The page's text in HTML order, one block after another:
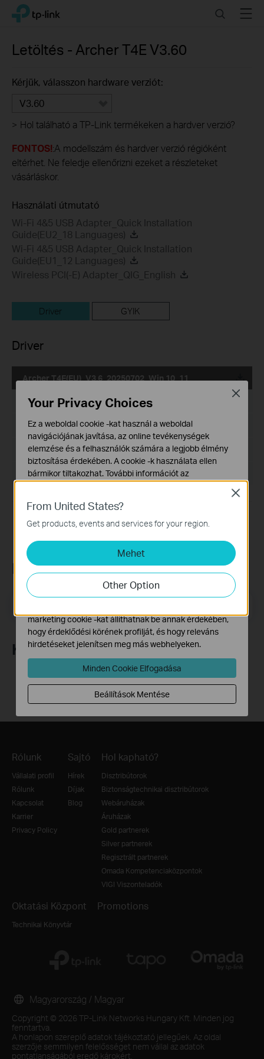
Click
navigation
TP-Link, Reliably Smart SearchMenu
Letöltés - Archer T4E V3.60
Kérjük, válasszon hardware verziót:
V3.60
> Hol található a TP-Link termékeken a hardver verzió?
FONTOS!:A modellszám és hardver verzió régióként
eltérhet. Ne feledje ellenőrizni ezeket a részleteket
vásárláskor.
Használati útmutató
Wi-Fi 4&5 USB Adapter_Quick Installation
Guide(EU2_18 Languages)
Wi-Fi 4&5 USB Adapter_Quick Installation
Guide(EU1_12 Languages)
Wireless PCI(-E) Adapter_QIG_English
Driver GYIK
Driver
Archer T4E(EU)_V3.6_20250702_Win 10_11
Kiadás dátuma:2026-06-25
Nyelv:Több nyelven
Fájlméret:18.79 MB
Operációs rendszer: Win 10_11
Feliratkozás a hírlevélre
Követés
Rólunk
Vállalati profil
Rólunk
Kapcsolat
Karrier
Privacy Policy
Sajtó
Hírek
Díjak
Blog
Hol kapható?
Disztribútorok
Biztonságtechnikai disztribútorok
Webáruházak
Áruházak
Gold partnerek
Silver partnerek
Regisztrált partnerek
Omada Kompetenciaközpontok
VIGI Viszonteladók
Oktatási Központ
Technikai Könyvtár
Promotions
Copyright © 2026 TP-Link Networks Hungary Kft. Minden jog
fenntartva.
A honlapon szereplő adatok tájékoztató jellegűek. Az oldal
szerzője semmilyen felelősséget nem vállal az adatok
pontatlanságából eredő károkért.
Magyarország / Magyar
From United States?
Get products, events and services for your region.
Mehet
Other Option
Close
Your Privacy Choices
Ez a weboldal cookie -kat használ a weboldal
navigációjának javítása, az online tevékenységek
elemzése és a felhasználók számára a legjobb élmény
biztosítása érdekében. A cookie -k használata ellen
bármikor tiltakozhat. További információt az
Alap Cookie-k
Ezek a cookie -k a webhely működéséhez szükségesek,
és nem tilthatók le a rendszereiben.
Marketing és Elemző Cookie-k
Az elemző cookie -k lehetővé teszik számunkra, hogy
elemezzük weboldalunkon végzett tevékenységeit, hogy
javítsuk és módosítsuk webhelyünk működését.
marketing cookie -kat állíthatnak be annak érdekében,
hogy érdeklődési körének profilját, és hogy releváns
hirdetéseket jelenítsen meg más webhelyeken.
Minden Cookie Elfogadása
Beállítások Mentése
Close